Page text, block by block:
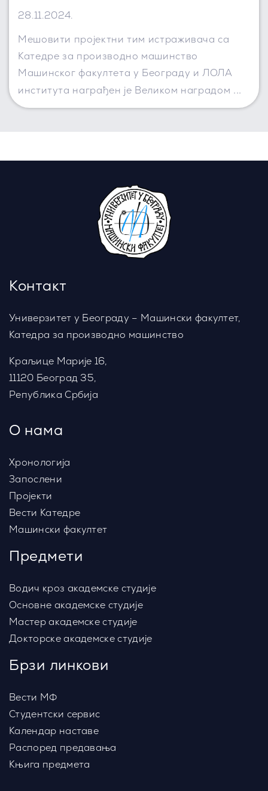
28.11.2024.
Мешовити пројектни тим истраживача са
Катедре за производно машинство
Машинског факултета у Београду и ЛОЛА
института награђен је Великом наградом ...
Контакт
Универзитет у Београду – Машински факултет,
Катедра за производно машинство
Краљице Марије 16,
11120 Београд 35,
Република Србија
О нама
Хронологија
Запослени
Пројекти
Вести Катедре
Машински факултет
Предмети
Водич кроз академске студије
Основне академске студије
Мастер академске студије
Докторске академске студије
Брзи линкови
Вести МФ
Студентски сервис
Календар наставе
Распоред предавања
Књига предмета